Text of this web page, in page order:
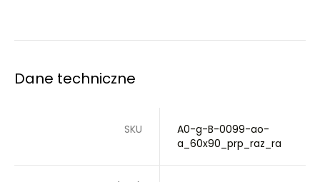
Dane techniczne
SKU
A0-g-B-0099-ao-
a_60x90_prp_raz_ra